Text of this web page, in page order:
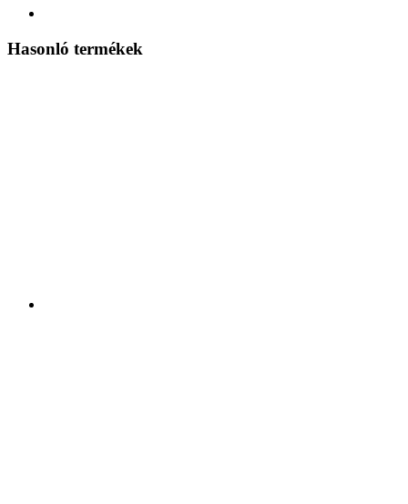
Hasonló termékek